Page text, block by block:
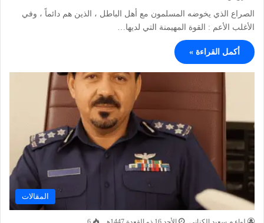
‏الصراع الذي يخوضه المسلمون مع أهل ‏الباطل ، الذين هم دائماً ، وفي
الأغلب الأعم : القوة المهيمنة التي لديها…
أكمل القراءة »
المقالات